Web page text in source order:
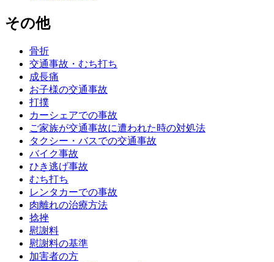
その他
骨折
交通事故・むち打ち
成長痛
お子様の交通事故
打撲
カーシェアでの事故
ご家族が交通事故に遭われた時の対処法
タクシー・バスでの交通事故
バイク事故
ひき逃げ事故
むち打ち
レンタカーでの事故
肉離れの治療方法
捻挫
慰謝料
慰謝料の基準
加害者の方